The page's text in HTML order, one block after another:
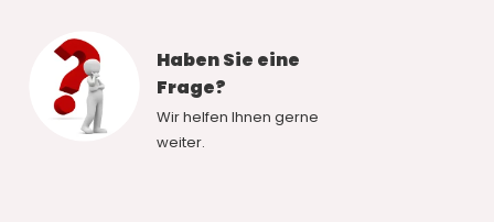
Haben Sie eine
Frage?
Wir helfen Ihnen gerne
weiter.